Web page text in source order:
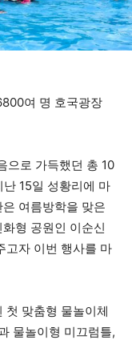
여 명 호국광장
으로 가득했던 총 10
난 15일 성황리에 마
여름방학을 맞은
형 공원인 이순신
고자 이번 행사를 마
첫 맞춤형 물놀이체
물놀이형 미끄럼틀,